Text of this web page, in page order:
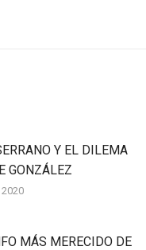
Y EL DILEMA
GONZÁLEZ
MÁS MERECIDO DE